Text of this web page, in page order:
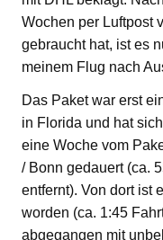
Wochen per Luftpost
gebraucht hat, ist es
meinem Flug nach
Das Paket war erst
in Florida und hat
eine Woche vom
/ Bonn gedauert (ca.
entfernt). Von dort ist
worden (ca. 1:45
abgegangen mit